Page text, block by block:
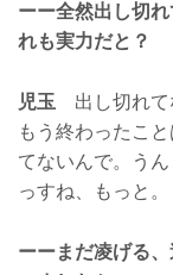
ーー全然出し切
れも実力だと？
児玉 出し切れて
もう終わったこ
てないんで。う
っすね、もっと。
ーーまだ凌げる